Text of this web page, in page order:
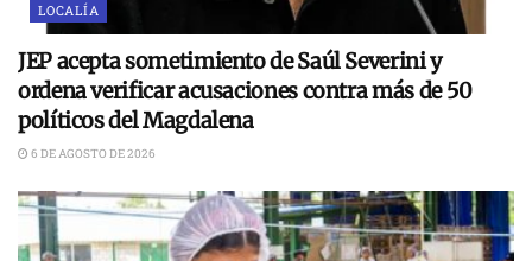
LOCALÍA
JEP acepta sometimiento de Saúl Severini y
ordena verificar acusaciones contra más de 50
políticos del Magdalena
6 DE AGOSTO DE 2026